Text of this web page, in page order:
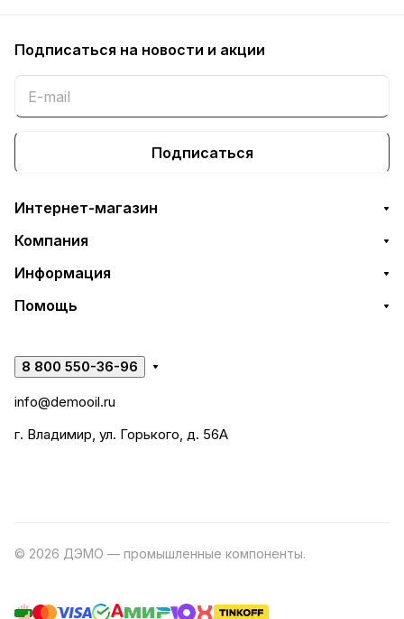
Подписаться на новости и акции
Подписаться
Интернет-магазин
Компания
Информация
Помощь
8 800 550-36-96
info@demooil.ru
г. Владимир, ул. Горького, д. 56А
© 2026 ДЭМО — промышленные компоненты.